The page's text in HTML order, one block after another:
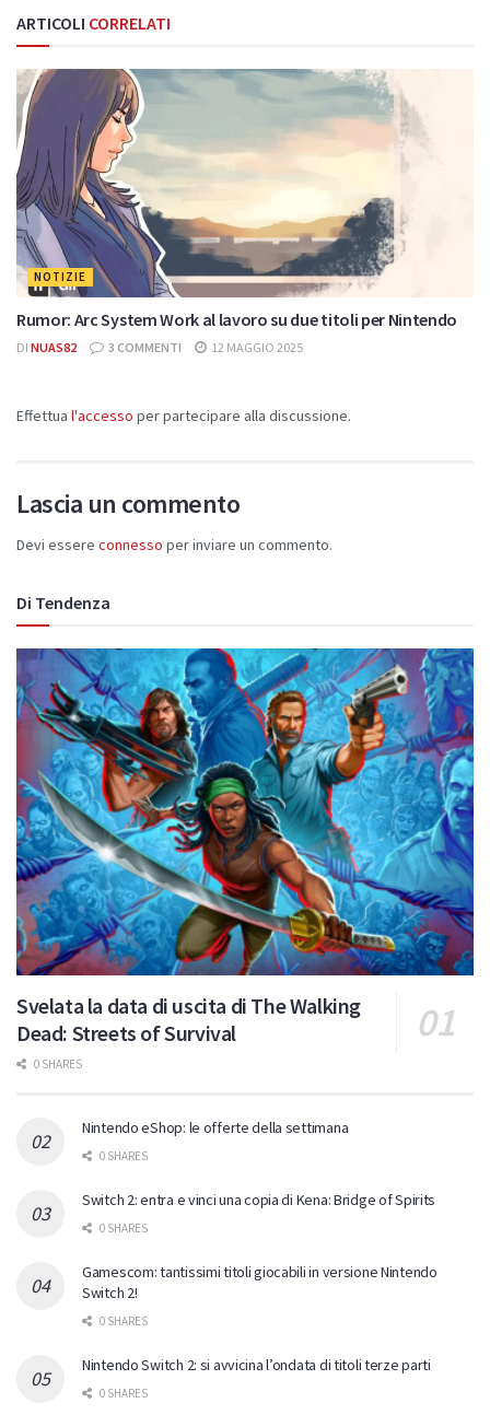
ARTICOLI CORRELATI
NOTIZIE
Rumor: Arc System Work al lavoro su due titoli per Nintendo
DI NUAS82 3 COMMENTI 12 MAGGIO 2025
Effettua l'accesso per partecipare alla discussione.
Lascia un commento
Devi essere connesso per inviare un commento.
Di Tendenza
Svelata la data di uscita di The Walking
Dead: Streets of Survival
0 SHARES
Nintendo eShop: le offerte della settimana
0 SHARES
Switch 2: entra e vinci una copia di Kena: Bridge of Spirits
0 SHARES
Gamescom: tantissimi titoli giocabili in versione Nintendo
Switch 2!
0 SHARES
Nintendo Switch 2: si avvicina l’ondata di titoli terze parti
0 SHARES